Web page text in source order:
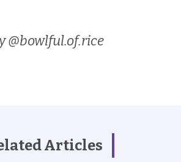
@bowlful.of.rice
Articles